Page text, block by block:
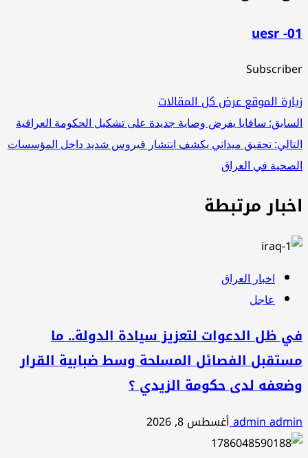
uesr -01
Subscriber
زيارة الموقععرض كل المقالات
تصفّح
المقالات
السابق: سافايا يفرض وصاية جديدة على تشكيل الحكومة العراقية
التالي: تحقيق ميداني يكشف انتشار فيروس شديد داخل المؤسسات
الصحية في العراق
اخبار مرتبطة
اخبار العراق
عاجل
في ظل الدعوات لتعزيز سيادة الدولة.. ما
مستقبل الفصائل المسلحة وسط ضبابية القرار
وضعفه لدى حكومة الزيدي ؟
admin adminأغسطس 8, 2026